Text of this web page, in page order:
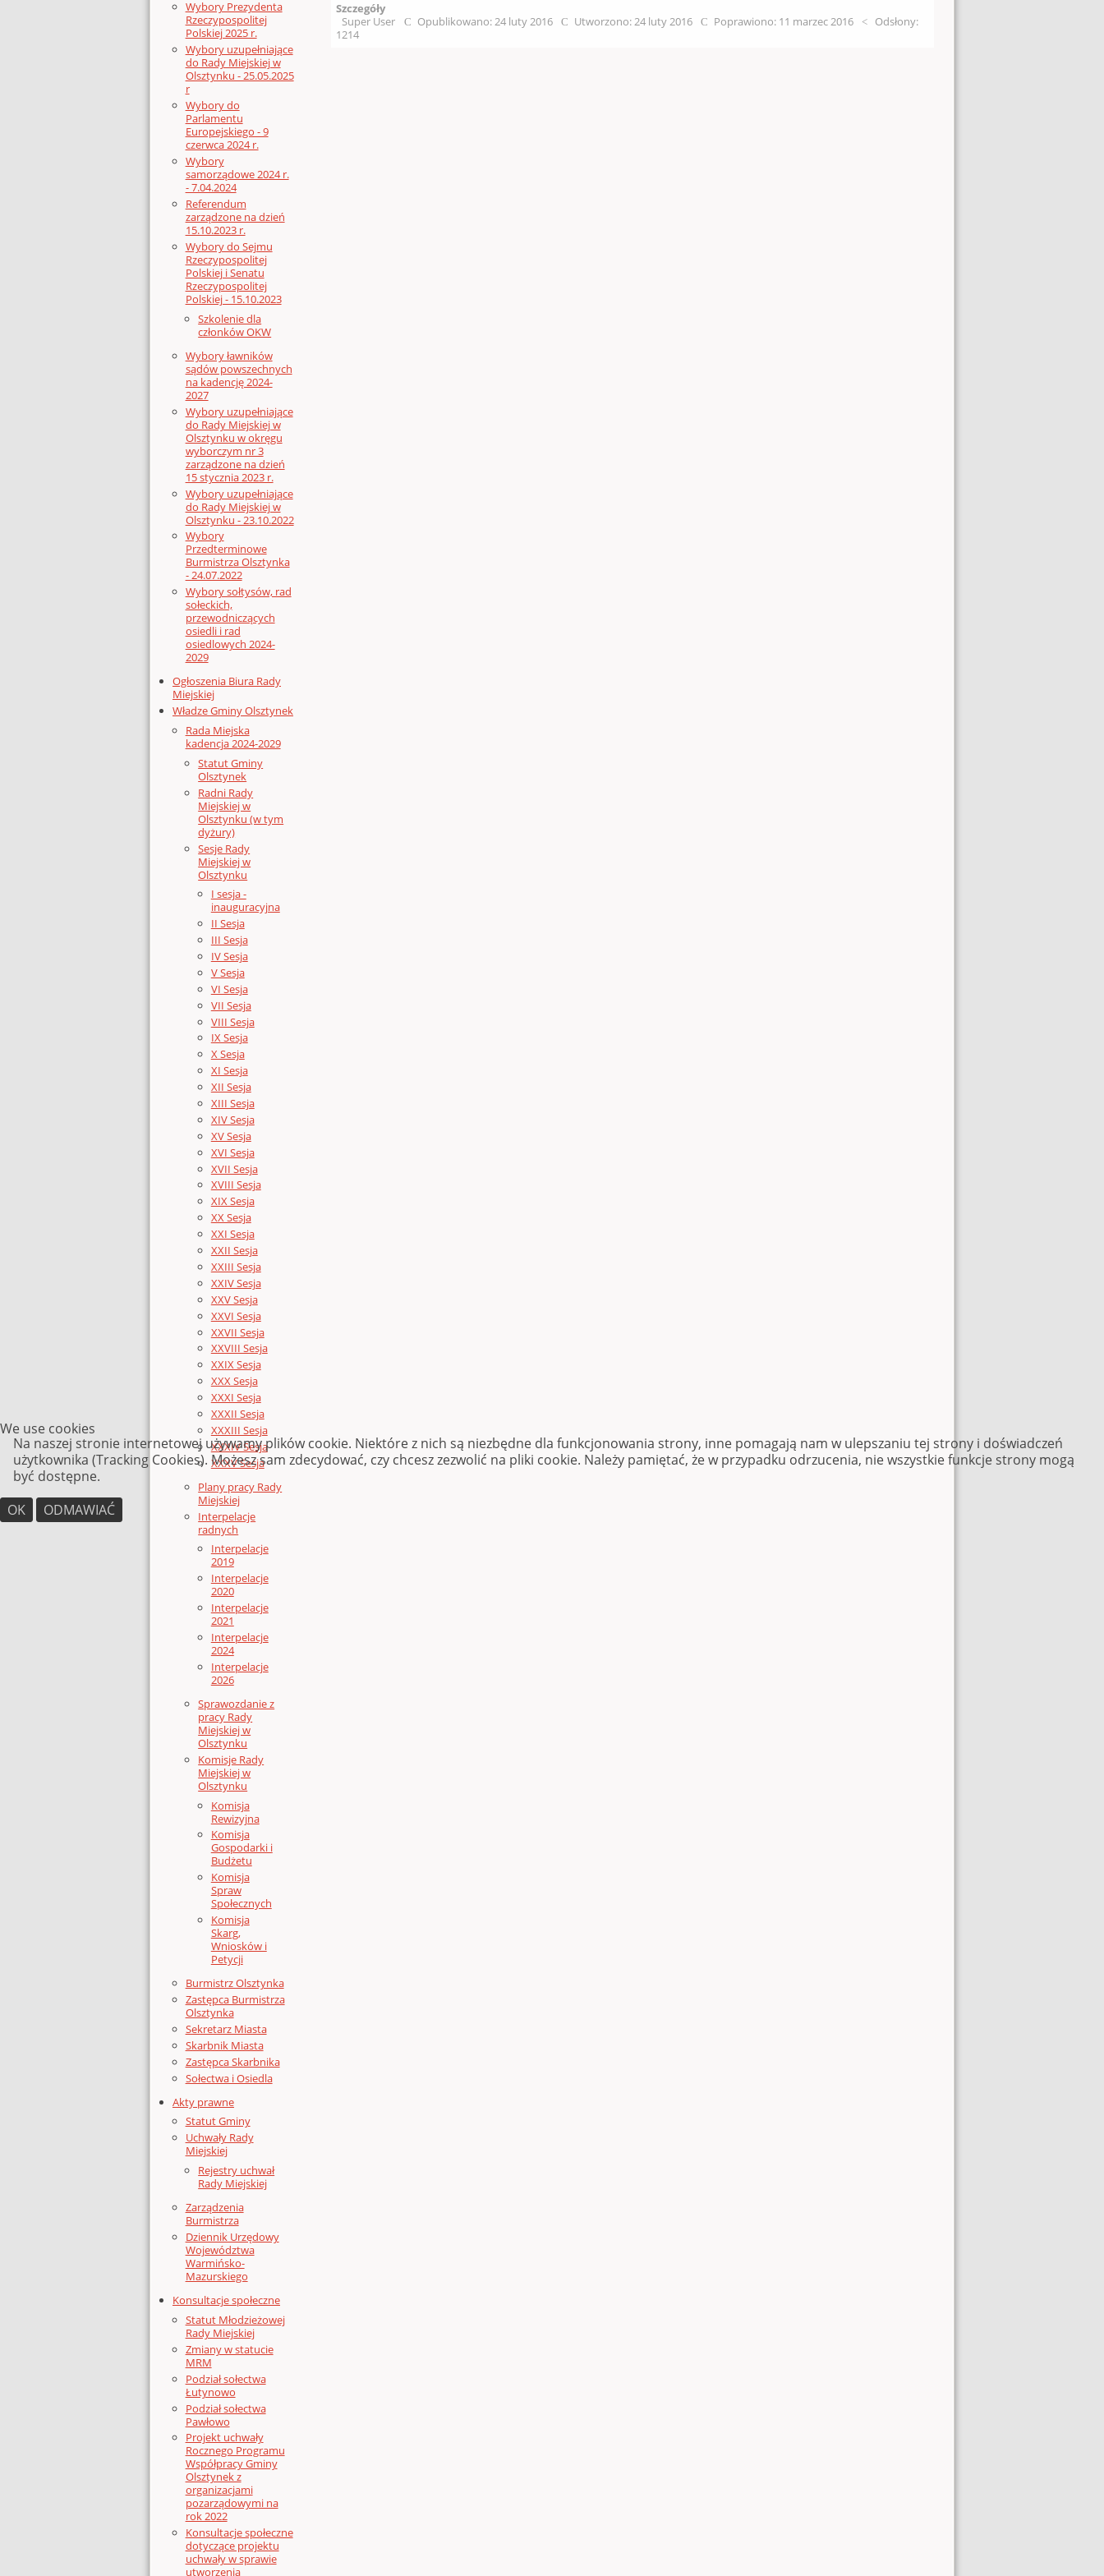
Wybory Prezydenta
Rzeczypospolitej
Polskiej 2025 r.
Wybory uzupełniające
do Rady Miejskiej w
Olsztynku - 25.05.2025
r
Wybory do
Parlamentu
Europejskiego - 9
czerwca 2024 r.
Wybory
samorządowe 2024 r.
- 7.04.2024
Referendum
zarządzone na dzień
15.10.2023 r.
Wybory do Sejmu
Rzeczypospolitej
Polskiej i Senatu
Rzeczypospolitej
Polskiej - 15.10.2023
Szkolenie dla
członków OKW
Wybory ławników
sądów powszechnych
na kadencję 2024-
2027
Wybory uzupełniające
do Rady Miejskiej w
Olsztynku w okręgu
wyborczym nr 3
zarządzone na dzień
15 stycznia 2023 r.
Wybory uzupełniające
do Rady Miejskiej w
Olsztynku - 23.10.2022
Wybory
Przedterminowe
Burmistrza Olsztynka
- 24.07.2022
Wybory sołtysów, rad
sołeckich,
przewodniczących
osiedli i rad
osiedlowych 2024-
2029
Ogłoszenia Biura Rady
Miejskiej
Władze Gminy Olsztynek
Rada Miejska
kadencja 2024-2029
Statut Gminy
Olsztynek
Radni Rady
Miejskiej w
Olsztynku (w tym
dyżury)
Sesje Rady
Miejskiej w
Olsztynku
I sesja -
inauguracyjna
II Sesja
III Sesja
IV Sesja
V Sesja
VI Sesja
VII Sesja
VIII Sesja
IX Sesja
X Sesja
XI Sesja
XII Sesja
XIII Sesja
XIV Sesja
XV Sesja
XVI Sesja
XVII Sesja
XVIII Sesja
XIX Sesja
XX Sesja
XXI Sesja
XXII Sesja
XXIII Sesja
XXIV Sesja
XXV Sesja
XXVI Sesja
XXVII Sesja
XXVIII Sesja
XXIX Sesja
XXX Sesja
XXXI Sesja
XXXII Sesja
XXXIII Sesja
XXXIV Sesja
XXXV Sesja
Plany pracy Rady
Miejskiej
Interpelacje
radnych
Interpelacje
2019
Interpelacje
2020
Interpelacje
2021
Interpelacje
2024
Interpelacje
2026
Sprawozdanie z
pracy Rady
Miejskiej w
Olsztynku
Komisje Rady
Miejskiej w
Olsztynku
Komisja
Rewizyjna
Komisja
Gospodarki i
Budżetu
Komisja
Spraw
Społecznych
Komisja
Skarg,
Wniosków i
Petycji
Burmistrz Olsztynka
Zastępca Burmistrza
Olsztynka
Sekretarz Miasta
Skarbnik Miasta
Zastępca Skarbnika
Sołectwa i Osiedla
Akty prawne
Statut Gminy
Uchwały Rady
Miejskiej
Rejestry uchwał
Rady Miejskiej
Zarządzenia
Burmistrza
Dziennik Urzędowy
Województwa
Warmińsko-
Mazurskiego
Konsultacje społeczne
Statut Młodzieżowej
Rady Miejskiej
Zmiany w statucie
MRM
Podział sołectwa
Łutynowo
Podział sołectwa
Pawłowo
Projekt uchwały
Rocznego Programu
Współpracy Gminy
Olsztynek z
organizacjami
pozarządowymi na
rok 2022
Konsultacje społeczne
dotyczące projektu
uchwały w sprawie
utworzenia
Szczegóły
Super User
Opublikowano: 24 luty 2016 Utworzono: 24 luty 2016 Poprawiono: 11 marzec 2016
Odsłony:
1214
We use cookies
Na naszej stronie internetowej używamy plików cookie. Niektóre z nich są niezbędne dla funkcjonowania strony, inne pomagają nam w ulepszaniu tej strony i doświadczeń
użytkownika (Tracking Cookies). Możesz sam zdecydować, czy chcesz zezwolić na pliki cookie. Należy pamiętać, że w przypadku odrzucenia, nie wszystkie funkcje strony mogą
być dostępne.
OK
ODMAWIAĆ